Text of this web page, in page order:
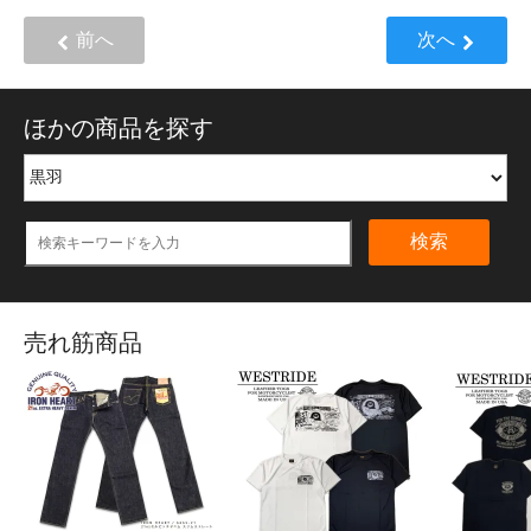
前へ 次へ
ほかの商品を探す
検索
売れ筋商品